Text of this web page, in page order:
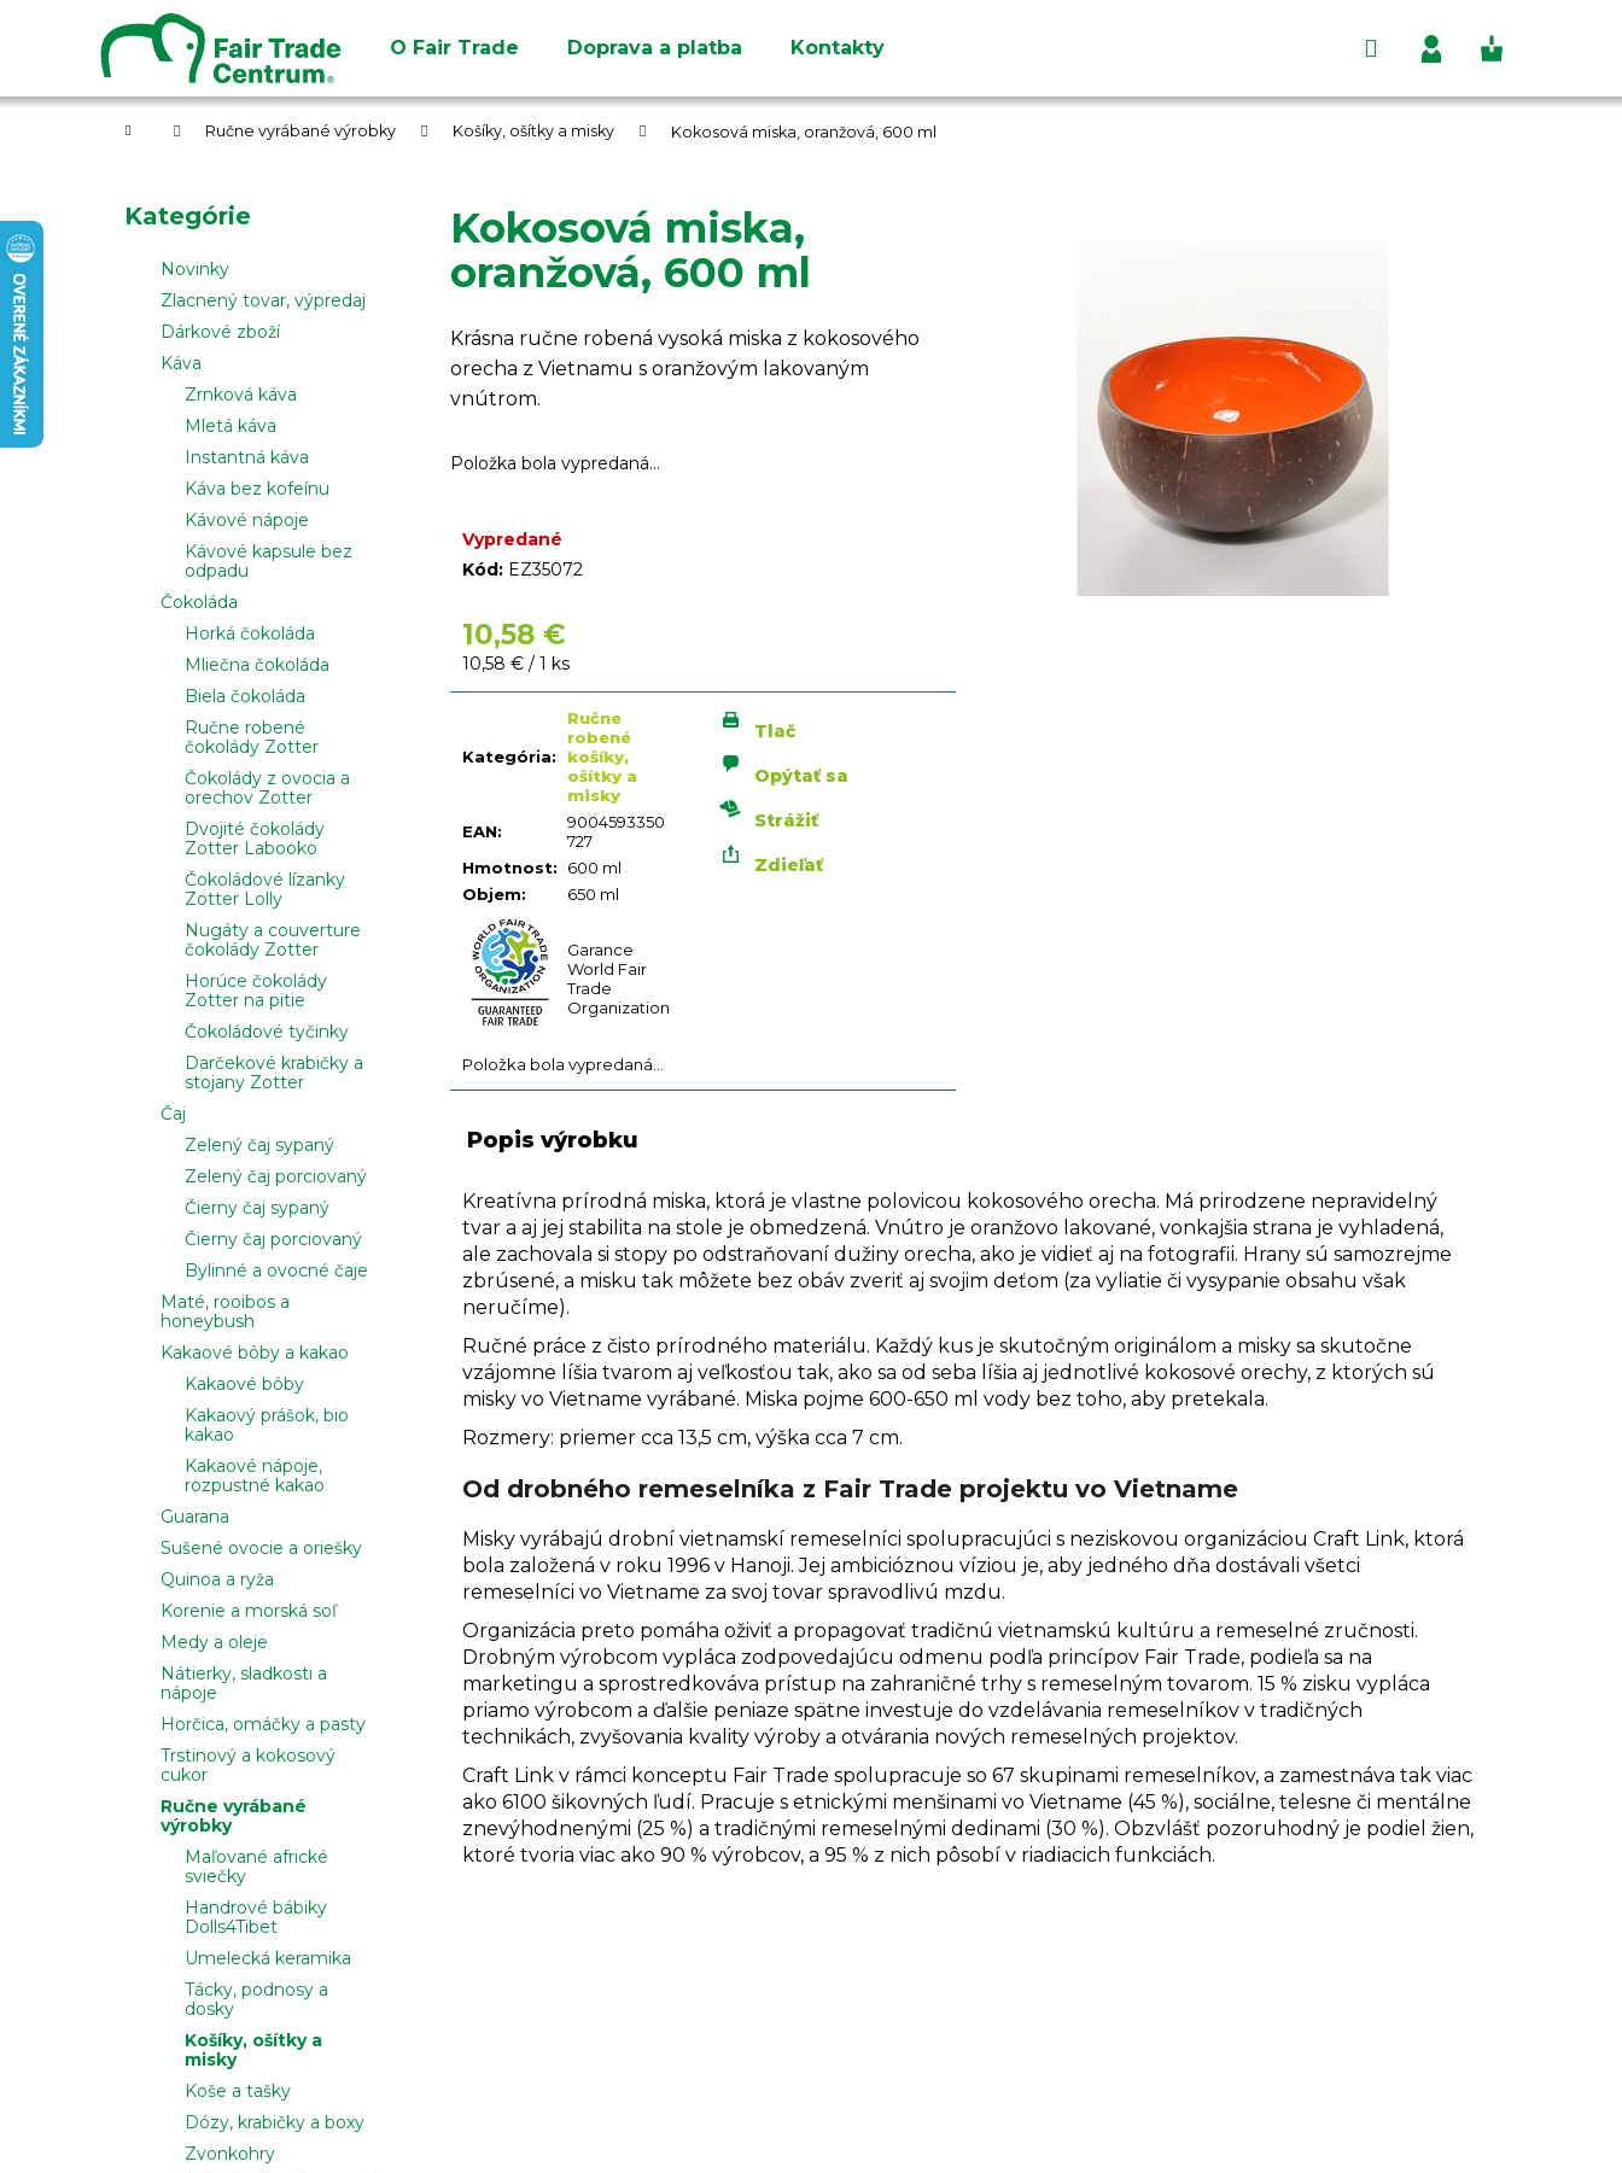
O Fair Trade Doprava a platba Kontakty
Hľadať
Prihlásenie
Nákupný
Domov Ručne vyrábané výrobky Košíky, ošítky a misky Kokosová miska, oranžová, 600 ml
Preskočiť
kategórie
Kategórie
Novinky
Zlacnený tovar, výpredaj
Dárkové zboží
Káva
Zrnková káva
Mletá káva
Instantná káva
Káva bez kofeínu
Kávové nápoje
Kávové kapsule bez
odpadu
Čokoláda
Horká čokoláda
Mliečna čokoláda
Biela čokoláda
Ručne robené
čokolády Zotter
Čokolády z ovocia a
orechov Zotter
Dvojité čokolády
Zotter Labooko
Čokoládové lízanky
Zotter Lolly
Nugáty a couverture
čokolády Zotter
Horúce čokolády
Zotter na pitie
Čokoládové tyčinky
Darčekové krabičky a
stojany Zotter
Čaj
Zelený čaj sypaný
Zelený čaj porciovaný
Čierny čaj sypaný
Čierny čaj porciovaný
Bylinné a ovocné čaje
Maté, rooibos a
honeybush
Kakaové bôby a kakao
Kakaové bôby
Kakaový prášok, bio
kakao
Kakaové nápoje,
rozpustné kakao
Guarana
Sušené ovocie a oriešky
Quinoa a ryža
Korenie a morská soľ
Medy a oleje
Nátierky, sladkosti a
nápoje
Horčica, omáčky a pasty
Trstinový a kokosový
cukor
Ručne vyrábané
výrobky
Maľované africké
sviečky
Handrové bábiky
Dolls4Tibet
Umelecká keramika
Tácky, podnosy a
dosky
Košíky, ošítky a
misky
Koše a tašky
Dózy, krabičky a boxy
Zvonkohry
Kokosová miska,
oranžová, 600 ml
Krásna ručne robená vysoká miska z kokosového
orecha z Vietnamu s oranžovým lakovaným
vnútrom.
Položka bola vypredaná…
Vypredané
Kód: EZ35072
10,58 €
Jednotková
cena:
10,58 € / 1 ks
Kategória:
Ručne
robené
košíky,
ošítky a
misky
EAN:
9004593350
727
Hmotnost:
600 ml
Objem: 650 ml
Garance
World Fair
Trade
Organization
Položka bola vypredaná…
Tlač
Opýtať sa
Strážiť
Zdieľať
Popis výrobku
Kreatívna prírodná miska, ktorá je vlastne polovicou kokosového orecha. Má prirodzene nepravidelný
tvar a aj jej stabilita na stole je obmedzená. Vnútro je oranžovo lakované, vonkajšia strana je vyhladená,
ale zachovala si stopy po odstraňovaní dužiny orecha, ako je vidieť aj na fotografii. Hrany sú samozrejme
zbrúsené, a misku tak môžete bez obáv zveriť aj svojim deťom (za vyliatie či vysypanie obsahu však
neručíme).
Ručné práce z čisto prírodného materiálu. Každý kus je skutočným originálom a misky sa skutočne
vzájomne líšia tvarom aj veľkosťou tak, ako sa od seba líšia aj jednotlivé kokosové orechy, z ktorých sú
misky vo Vietname vyrábané. Miska pojme 600-650 ml vody bez toho, aby pretekala.
Rozmery: priemer cca 13,5 cm, výška cca 7 cm.
Od drobného remeselníka z Fair Trade projektu vo Vietname
Misky vyrábajú drobní vietnamskí remeselníci spolupracujúci s neziskovou organizáciou Craft Link, ktorá
bola založená v roku 1996 v Hanoji. Jej ambicióznou víziou je, aby jedného dňa dostávali všetci
remeselníci vo Vietname za svoj tovar spravodlivú mzdu.
Organizácia preto pomáha oživiť a propagovať tradičnú vietnamskú kultúru a remeselné zručnosti.
Drobným výrobcom vypláca zodpovedajúcu odmenu podľa princípov Fair Trade, podieľa sa na
marketingu a sprostredkováva prístup na zahraničné trhy s remeselným tovarom. 15 % zisku vypláca
priamo výrobcom a ďalšie peniaze spätne investuje do vzdelávania remeselníkov v tradičných
technikách, zvyšovania kvality výroby a otvárania nových remeselných projektov.
Craft Link v rámci konceptu Fair Trade spolupracuje so 67 skupinami remeselníkov, a zamestnáva tak viac
ako 6100 šikovných ľudí. Pracuje s etnickými menšinami vo Vietname (45 %), sociálne, telesne či mentálne
znevýhodnenými (25 %) a tradičnými remeselnými dedinami (30 %). Obzvlášť pozoruhodný je podiel žien,
ktoré tvoria viac ako 90 % výrobcov, a 95 % z nich pôsobí v riadiacich funkciách.
í
Späť
do
Späť
do
Čo potrebujete nájsť?